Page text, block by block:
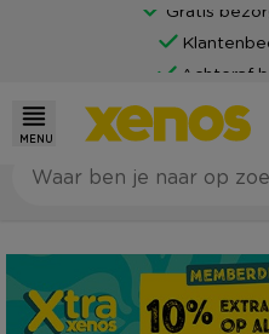
Gratis
Achteraf
MENU